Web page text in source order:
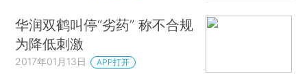
华润双鹤叫停“劣药” 称不合规
为降低刺激
2017年01月13日 APP打开